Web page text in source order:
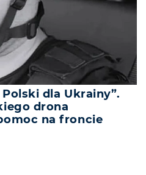
dla Ukrainy”.
drona
na froncie